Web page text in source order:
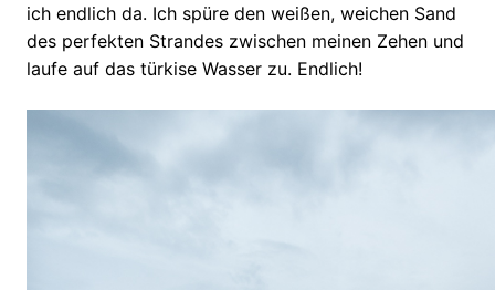
ich endlich da. Ich spüre den weißen, weichen Sand
des perfekten Strandes zwischen meinen Zehen und
laufe auf das türkise Wasser zu. Endlich!